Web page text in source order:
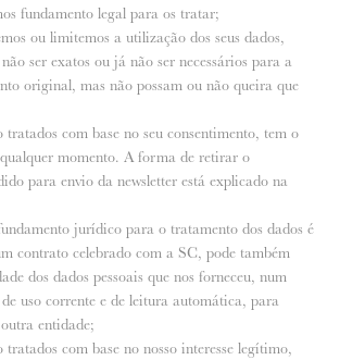
fundamento legal para os tratar;
ou limitemos a utilização dos seus dados,
ser exatos ou já não ser necessários para a
original, mas não possam ou não queira que
tratados com base no seu consentimento, tem o
momento. A forma de retirar o
para envio da newsletter está explicado na
jurídico para o tratamento dos dados é
contrato celebrado com a SC, pode também
dos dados pessoais que nos forneceu, num
uso corrente e de leitura automática, para
entidade;
tratados com base no nosso interesse legítimo,